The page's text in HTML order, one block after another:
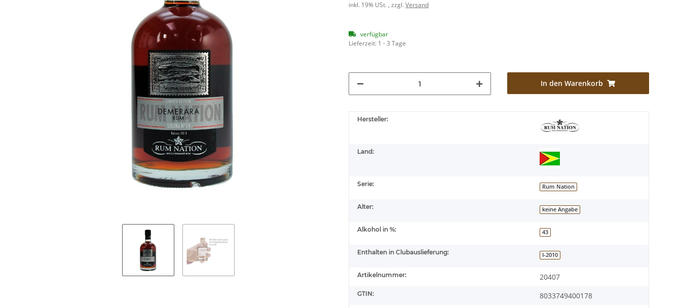
inkl. 19% USt. , zzgl.Versand
verfügbar
Lieferzeit: 1 - 3 Tage
In den Warenkorb
Hersteller:
Land:
Serie: Rum Nation
Alter: keine Angabe
Alkohol in %: 43
Enthalten in Clubauslieferung: I-2010
Artikelnummer: 20407
GTIN: 8033749400178